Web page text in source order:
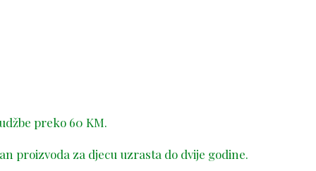
preko 60 KM.
proizvoda za djecu uzrasta do dvije godine.